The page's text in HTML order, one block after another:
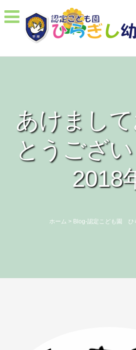
あけまし
とうござい
2018
ホーム > Blog-認定こども園 ひ